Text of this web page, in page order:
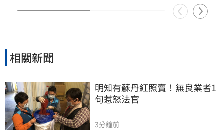
相關新聞
明知有蘇丹紅照賣！無良業者1
句惹怒法官
3分鐘前